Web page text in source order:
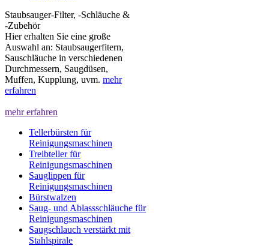
Staubsauger-Filter, -Schläuche &
-Zubehör
Hier erhalten Sie eine große
Auswahl an: Staubsaugerfitern,
Sauschläuche in verschiedenen
Durchmessern, Saugdüsen,
Muffen, Kupplung, uvm. mehr
erfahren
mehr erfahren
Tellerbürsten für
Reinigungsmaschinen
Treibteller für
Reinigungsmaschinen
Sauglippen für
Reinigungsmaschinen
Bürstwalzen
Saug- und Ablassschläuche für
Reinigungsmaschinen
Saugschlauch verstärkt mit
Stahlspirale